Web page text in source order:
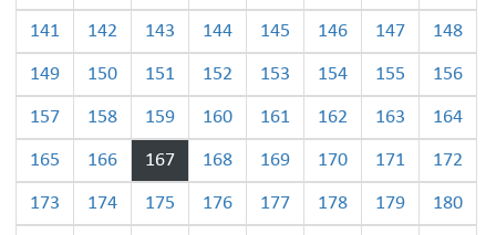
141 142 143 144 145 146 147 148
149 150 151 152 153 154 155 156
157 158 159 160 161 162 163 164
165 166 167 168 169 170 171 172
173 174 175 176 177 178 179 180